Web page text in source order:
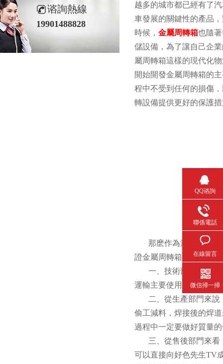
越多的城市都已經有了汽
車發展的關鍵性的產品
時候， 金屬周轉箱也隨著
儲設備，為了讓自己企
屬周轉箱這樣的現代化物
開始開發金屬周轉箱的
程中不受到任何的損傷
轉設備提供更好的保護措施
那麽作為汽車零部件企
證金屬周轉箱的質量也是
一、技術部門：
運輸主要使用的車輛長寬
二、從生產部門來說
偷工減料，焊接後的
過程中一定要做好質量的
三、從售後部門來看
可以直接向好色先生TV成
谘詢熱線
19901488828
QQ谘詢
聯係電話
在線留言
微信掃一掃